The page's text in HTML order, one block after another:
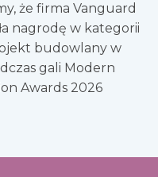
że firma Vanguard
nagrodę w kategorii
budowlany w
gali Modern
Awards 2026